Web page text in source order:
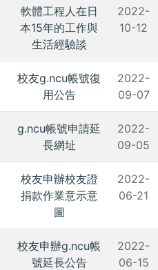
軟體工程人在日
本15年的工作與
生活經驗談
2022-
10-12
校友g.ncu帳號復
用公告
2022-
09-07
g.ncu帳號申請延
長網址
2022-
09-05
校友申辦校友證
捐款作業意示意
圖
2022-
06-21
校友申辦g.ncu帳
號延長公告
2022-
06-15